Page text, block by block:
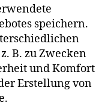
speichern.
B. zu Zwecken
und Komfort
Erstellung von